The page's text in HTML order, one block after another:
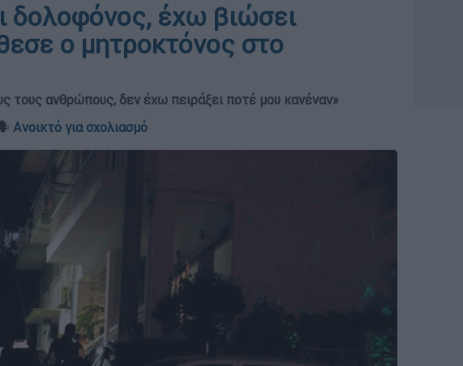
δολοφόνος, έχω βιώσει
ο μητροκτόνος στο
τους ανθρώπους, δεν έχω πειράξει ποτέ μου κανέναν»
Ανοικτό για σχολιασμό